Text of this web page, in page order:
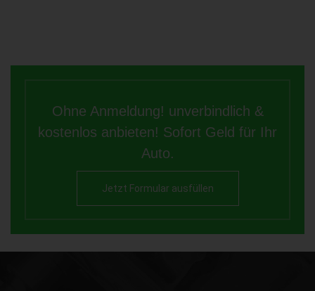
Ohne Anmeldung! unverbindlich &
kostenlos anbieten! Sofort Geld für Ihr
Auto.
Jetzt Formular ausfüllen